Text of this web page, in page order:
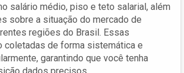
salário médio, piso e teto salarial, além
sobre a situação do mercado de
regiões do Brasil. Essas
coletadas de forma sistemática e
garantindo que você tenha
dados precisos.